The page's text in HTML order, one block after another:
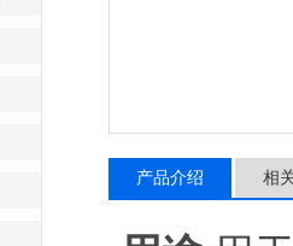
产品介绍 相